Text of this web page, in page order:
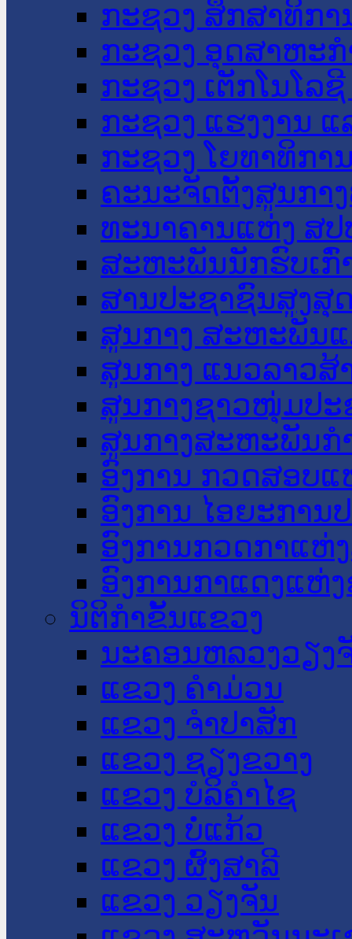
ກະຊວງ ສຶກສາທິກາ
ກະຊວງ ອຸດສາຫະ
ກະຊວງ ເຕັກໂນໂລ
ກະຊວງ ແຮງງານ
ກະຊວງ ໂຍທາທິກາ
ຄະນະຈັດຕັ້ງສູນກາ
ທະນາຄານແຫ່ງ ສປ
ສະຫະພັນນັກຮົບເກົ່
ສານປະຊາຊົນສູງສຸ
ສູນກາງ ສະຫະພັນ
ສູນກາງ ແນວລາວສ້
ສູນກາງຊາວໜຸ່ມປະ
ສູນກາງສະຫະພັນກ
ອົງການ ກວດສອບແ
ອົງການ ໄອຍະການ
ອົງການກວດກາແຫ່
ອົງການກາແດງແຫ່
ນິຕິກໍາຂັ້ນແຂວງ
ນະ​ຄອນ​ຫລວງວຽງ
ແຂວງ ຄໍາມ່ວນ
ແຂວງ ຈໍາປາສັກ
ແຂວງ ຊຽງຂວາງ
ແຂວງ ບໍລິຄໍາໄຊ
ແຂວງ ບໍ່ແກ້ວ
ແຂວງ ຜົ້ງສາລີ
ແຂວງ ວຽງຈັນ